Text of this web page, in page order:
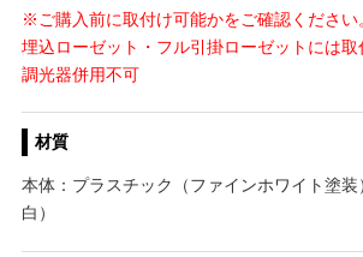
※ご購入前に取付け可能かをご確認ください
埋込ローゼット・フル引掛ローゼットには取
調光器併用不可
材質
本体：プラスチック（ファインホワイト塗
白）